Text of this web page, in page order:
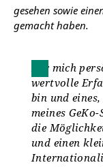
gesehen sowie
gemacht haben.
Für mich
wertvolle
bin und
meines
die
und einen